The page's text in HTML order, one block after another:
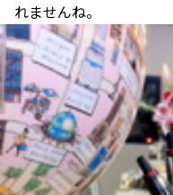
れませんね。